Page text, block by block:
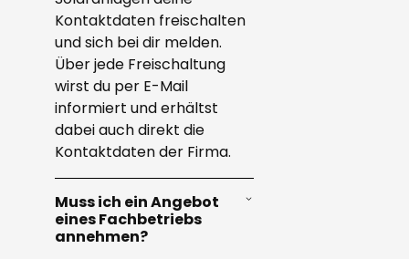
Kontaktdaten freischalten
und sich bei dir melden.
Über jede Freischaltung
wirst du per E-Mail
informiert und erhältst
dabei auch direkt die
Kontaktdaten der Firma.
Muss ich ein Angebot
eines Fachbetriebs
annehmen?